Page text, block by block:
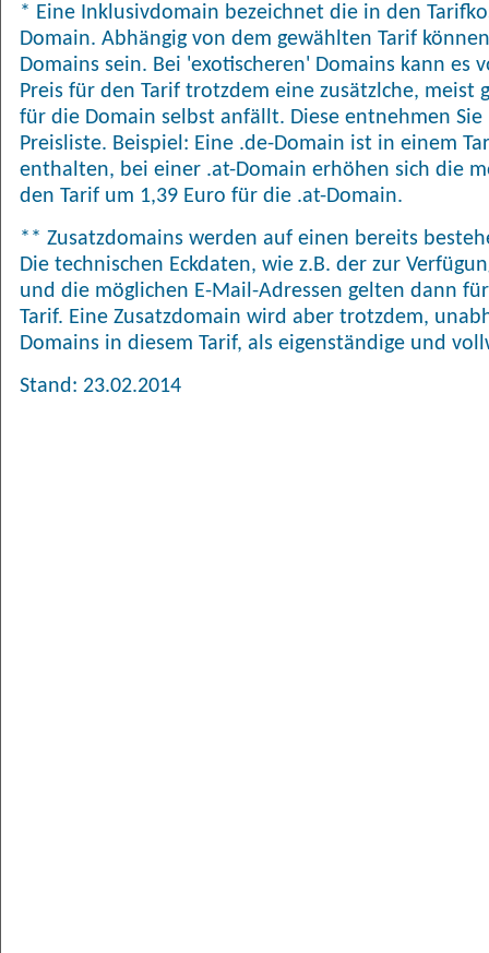
* Eine Inklusivdomain bezeichnet die in den
Domain. Abhängig von dem gewählten Tarif
Domains sein. Bei 'exotischeren' Domains kann es
Preis für den Tarif trotzdem eine zusätzlche, meist
für die Domain selbst anfällt. Diese entnehmen
Preisliste. Beispiel: Eine .de-Domain ist in einem
enthalten, bei einer .at-Domain erhöhen sich die
den Tarif um 1,39 Euro für die .at-Domain.
** Zusatzdomains werden auf einen bereits
Die technischen Eckdaten, wie z.B. der zur
und die möglichen E-Mail-Adressen gelten dann
Tarif. Eine Zusatzdomain wird aber trotzdem,
Domains in diesem Tarif, als eigenständige und
Stand: 23.02.2014